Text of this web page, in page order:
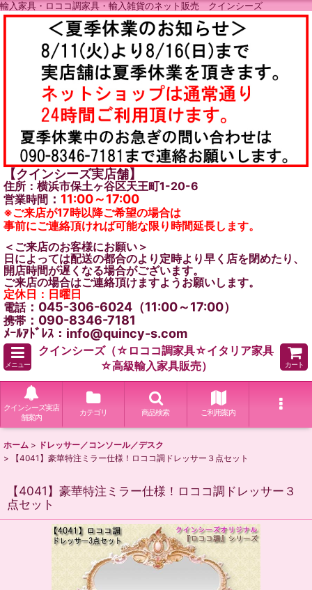
輸入家具・ロココ調家具・輸入雑貨のネット販売 クインシーズ
【クインシーズ実店舗】
住所：横浜市保土ヶ谷区天王町1-20-6
営業時間 ： 11:00～17:00
※ご来店が17時以降ご希望の場合は
事前にご連絡頂ければ可能な限り時間延長します。
＜ご来店のお客様にお願い＞
日によっては配送の都合のより定時より早く店を閉めたり、
開店時間が遅くなる場合がございます。
ご来店の場合はご連絡頂けますようお願いします。
定休日：日曜日
電話：045-306-6024（11:00～17:00）
携帯 ：090-8346-7181
ﾒｰﾙｱﾄﾞﾚｽ：info@quincy-s.com
メニュー
クインシーズ（☆ロココ調家具☆イタリア家具
☆高級輸入家具販売）
カート
クインシーズ実店
舗案内
カテゴリ 商品検索 ご利用案内
ホーム > ドレッサー／コンソール／デスク
>
【4041】豪華特注ミラー仕様！ロココ調ドレッサー３点セット
【4041】豪華特注ミラー仕様！ロココ調ドレッサー３
点セット